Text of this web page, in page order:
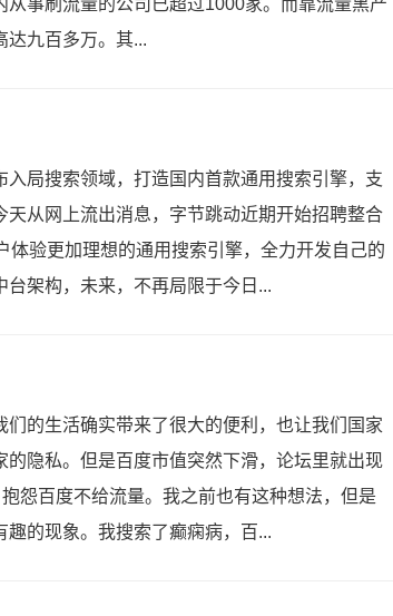
事刷流量的公司已超过1000家。而靠流量黑产
达九百多万。其...
局搜索领域，打造国内首款通用搜索引擎，支
从网上流出消息，字节跳动近期开始招聘整合
体验更加理想的通用搜索引擎，全力开发自己的
架构，未来，不再局限于今日...
的生活确实带来了很大的便利，也让我们国家
隐私。但是百度市值突然下滑，论坛里就出现
怨百度不给流量。我之前也有这种想法，但是
的现象。我搜索了癫痫病，百...